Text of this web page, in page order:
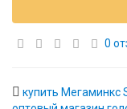
0
купить Мегаминкс